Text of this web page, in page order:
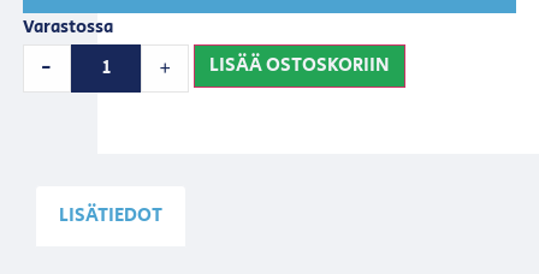
Varastossa
- + LISÄÄ OSTOSKORIIN
LISÄTIEDOT